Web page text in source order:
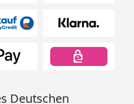
Deutschen